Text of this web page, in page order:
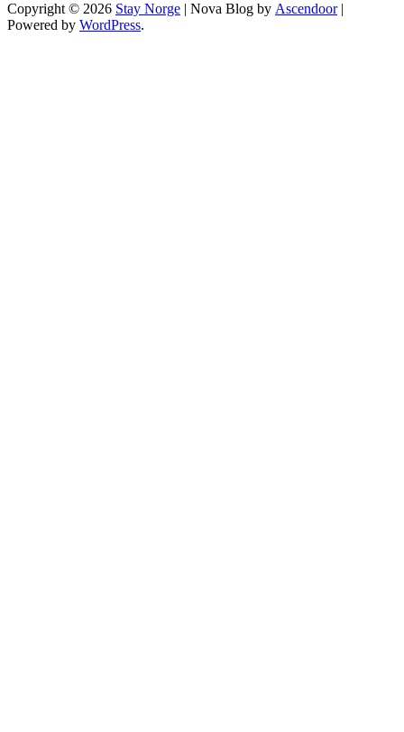
Copyright © 2026 Stay Norge | Nova Blog by Ascendoor|
Powered by WordPress.